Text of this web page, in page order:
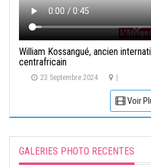
William Kossangué, ancien
centrafricain
23 Septembre 2024
Voir
GALERIES PHOTO RECENTES